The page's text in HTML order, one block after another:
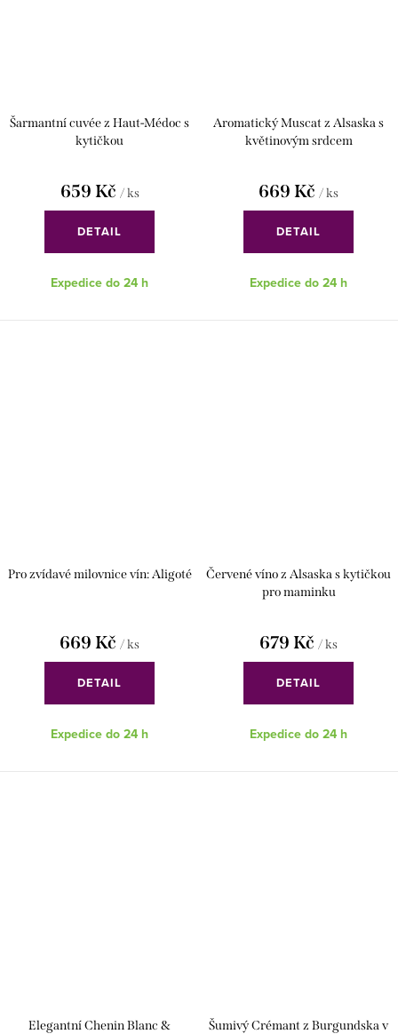
Šarmantní cuvée z Haut-Médoc s
kytičkou
659 Kč / ks
DETAIL
Expedice do 24 h
Aromatický Muscat z Alsaska s
květinovým srdcem
669 Kč / ks
DETAIL
Expedice do 24 h
Pro zvídavé milovnice vín: Aligoté
669 Kč / ks
DETAIL
Expedice do 24 h
Červené víno z Alsaska s kytičkou
pro maminku
679 Kč / ks
DETAIL
Expedice do 24 h
Elegantní Chenin Blanc &
Šumivý Crémant z Burgundska v